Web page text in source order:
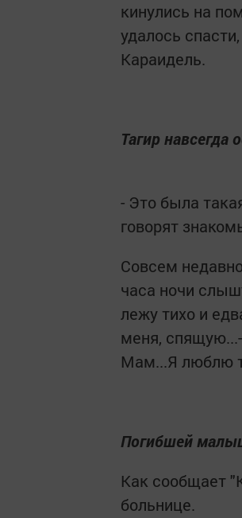
кинулись на
удалось
Караидель.
Тагир
- Это была
говорят
Совсем
часа ночи
лежу тихо и
меня,
Мам...Я люблю
Погибшей
Как сообщает
больнице.